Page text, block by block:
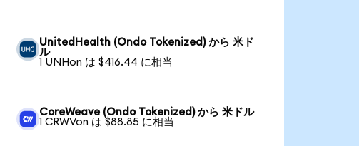
UnitedHealth (Ondo Tokenized) から 米ド
ル
1 UNHon は $416.44 に相当
CoreWeave (Ondo Tokenized) から 米ドル
1 CRWVon は $88.85 に相当